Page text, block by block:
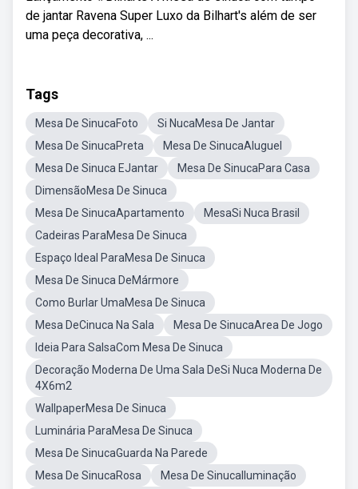
de jantar Ravena Super Luxo da Bilhart's além de ser
uma peça decorativa, ...
Tags
Mesa De SinucaFoto
Si NucaMesa De Jantar
Mesa De SinucaPreta
Mesa De SinucaAluguel
Mesa De Sinuca EJantar
Mesa De SinucaPara Casa
DimensãoMesa De Sinuca
Mesa De SinucaApartamento
MesaSi Nuca Brasil
Cadeiras ParaMesa De Sinuca
Espaço Ideal ParaMesa De Sinuca
Mesa De Sinuca DeMármore
Como Burlar UmaMesa De Sinuca
Mesa DeCinuca Na Sala
Mesa De SinucaArea De Jogo
Ideia Para SalsaCom Mesa De Sinuca
Decoração Moderna De Uma Sala DeSi Nuca Moderna De
4X6m2
WallpaperMesa De Sinuca
Luminária ParaMesa De Sinuca
Mesa De SinucaGuarda Na Parede
Mesa De SinucaRosa
Mesa De SinucaIluminação